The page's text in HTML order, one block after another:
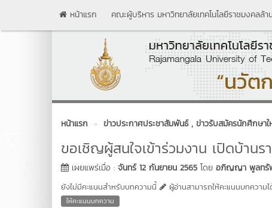
หน้าแรก คณะผู้บริหาร มหาวิทยาลัยเทคโนโลยีราชมงคลล้า
หน้าแรก ข่าวประกาศประชาสัมพันธ์ , ข่าวรับสมัครนักศึกษาใ
ขอเชิญผู้สนใจเข้าร่วมงาน เปิดบ้าน
เผยแพร่เมื่อ : จันทร์ 12 กันยายน 2565 โดย อภิญญา พูลทรั
ยังไม่มีคะแนนสำหรับบทความนี้
ผู้อ่านสามารถให้คะแนนบทความ
ให้คะแนนบทความ